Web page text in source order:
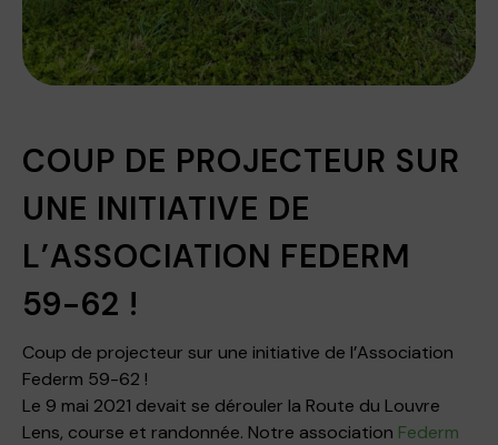
COUP DE PROJECTEUR SUR
UNE INITIATIVE DE
L’ASSOCIATION FEDERM
59-62 !
Coup de projecteur sur une initiative de l’Association
Federm 59-62 !
Le 9 mai 2021 devait se dérouler la Route du Louvre
Lens, course et randonnée. Notre association Federm